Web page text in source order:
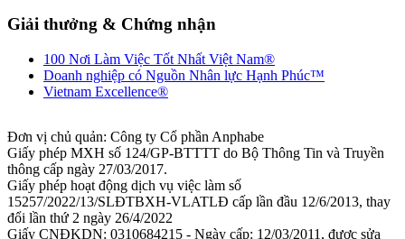
Giải thưởng & Chứng nhận
100 Nơi Làm Việc Tốt Nhất Việt Nam®
Doanh nghiệp có Nguồn Nhân lực Hạnh Phúc™
Vietnam Excellence®
Đơn vị chủ quản: Công ty Cổ phần Anphabe
Giấy phép MXH số 124/GP-BTTTT do Bộ Thông Tin và Truyền
thông cấp ngày 27/03/2017.
Giấy phép hoạt động dịch vụ việc làm số
15257/2022/13/SLĐTBXH-VLATLĐ cấp lần đầu 12/6/2013, thay
đổi lần thứ 2 ngày 26/4/2022
Giấy CNĐKDN: 0310684215 - Ngày cấp: 12/03/2011, được sửa